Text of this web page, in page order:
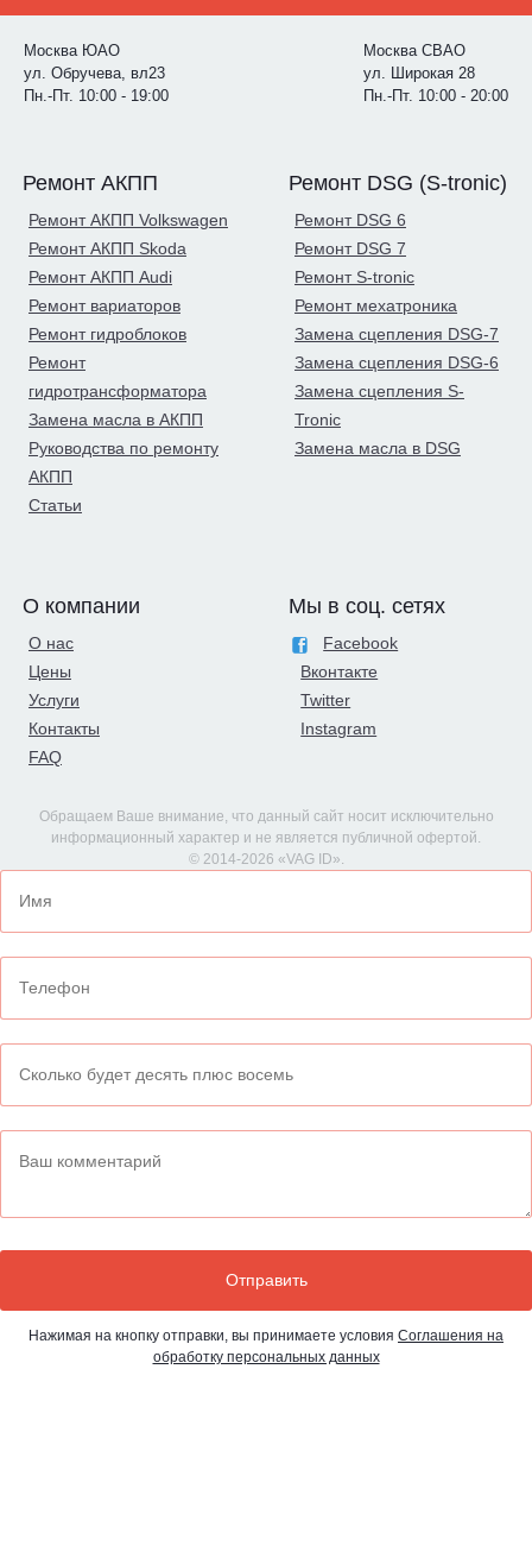
Москва ЮАО
ул. Обручева, вл23
Пн.-Пт. 10:00 - 19:00
Москва СВАО
ул. Широкая 28
Пн.-Пт. 10:00 - 20:00
Ремонт АКПП
Ремонт АКПП Volkswagen
Ремонт АКПП Skoda
Ремонт АКПП Audi
Ремонт вариаторов
Ремонт гидроблоков
Ремонт
гидротрансформатора
Замена масла в АКПП
Руководства по ремонту
АКПП
Статьи
Ремонт DSG (S-tronic)
Ремонт DSG 6
Ремонт DSG 7
Ремонт S-tronic
Ремонт мехатроника
Замена сцепления DSG-7
Замена сцепления DSG-6
Замена сцепления S-
Tronic
Замена масла в DSG
О компании
О нас
Цены
Услуги
Контакты
FAQ
Мы в соц. сетях
Facebook
Вконтакте
Twitter
Instagram
Обращаем Ваше внимание, что данный сайт носит исключительно
информационный характер и не является публичной офертой.
© 2014-2026 «VAG ID».
Нажимая на кнопку отправки, вы принимаете условия Соглашения на
обработку персональных данных